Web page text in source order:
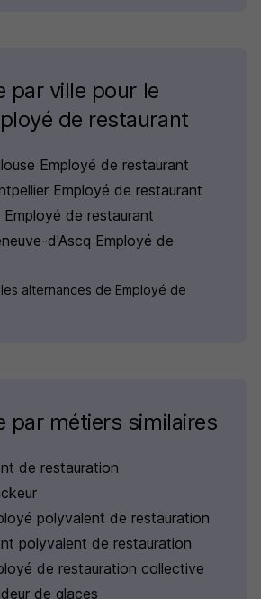
par ville pour le
de restaurant
Employé de restaurant
Employé de restaurant
Employé de restaurant
d'Ascq Employé de
alternances de Employé de
par métiers similaires
de restauration
polyvalent de restauration
polyvalent de restauration
de restauration collective
de glaces